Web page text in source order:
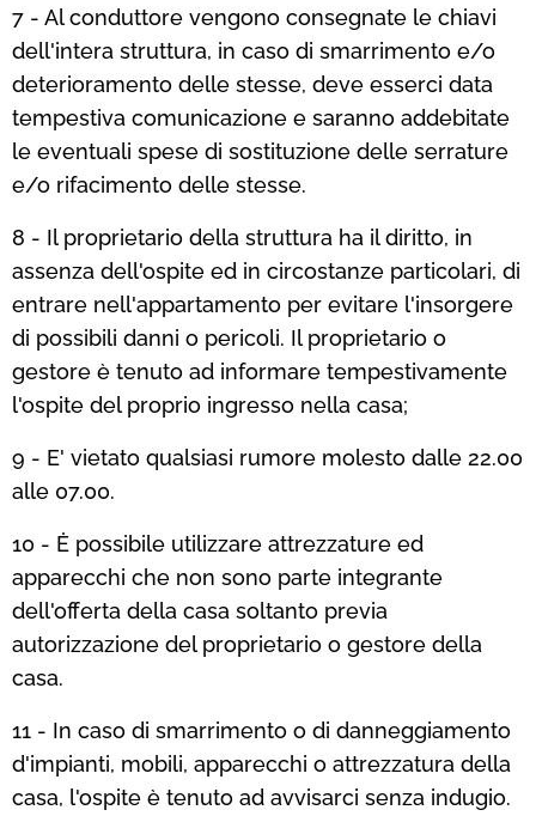
7 - Al conduttore vengono consegnate le chiavi
dell'intera struttura, in caso di smarrimento e/o
deterioramento delle stesse, deve esserci data
tempestiva comunicazione e saranno addebitate
le eventuali spese di sostituzione delle serrature
e/o rifacimento delle stesse.
8 - Il proprietario della struttura ha il diritto, in
assenza dell'ospite ed in circostanze particolari, di
entrare nell'appartamento per evitare l'insorgere
di possibili danni o pericoli. Il proprietario o
gestore è tenuto ad informare tempestivamente
l'ospite del proprio ingresso nella casa;
9 - E' vietato qualsiasi rumore molesto dalle 22.00
alle 07.00.
10 - Ė possibile utilizzare attrezzature ed
apparecchi che non sono parte integrante
dell'offerta della casa soltanto previa
autorizzazione del proprietario o gestore della
casa.
11 - In caso di smarrimento o di danneggiamento
d'impianti, mobili, apparecchi o attrezzatura della
casa, l'ospite è tenuto ad avvisarci senza indugio.